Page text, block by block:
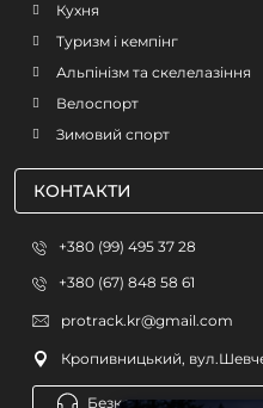
Кухня
Туризм і кемпінг
Альпінізм та скелелазіння
Велоспорт
Зимовий спорт
КОНТАКТИ
+380 (99) 495 37 28
+380 (67) 848 58 61
protrack.kr@gmail.com
Кропивницький,
Безкоштовна